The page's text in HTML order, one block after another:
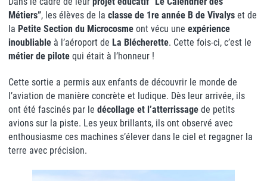
Métiers”, les élèves de la classe de 1re année B de Vivalys et de
la Petite Section du Microcosme ont vécu une expérience
inoubliable à l’aéroport de La Blécherette. Cette fois-ci, c’est le
métier de pilote qui était à l’honneur !
Cette sortie a permis aux enfants de découvrir le monde de
l’aviation de manière concrète et ludique. Dès leur arrivée, ils
ont été fascinés par le décollage et l’atterrissage de petits
avions sur la piste. Les yeux brillants, ils ont observé avec
enthousiasme ces machines s’élever dans le ciel et regagner la
terre avec précision.